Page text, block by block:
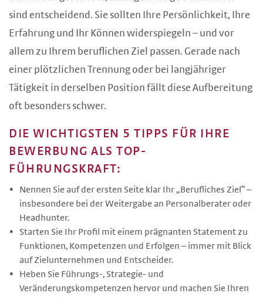
sind entscheidend. Sie sollten Ihre Persönlichkeit, Ihre
Erfahrung und Ihr Können widerspiegeln – und vor
allem zu Ihrem beruflichen Ziel passen. Gerade nach
einer plötzlichen Trennung oder bei langjähriger
Tätigkeit in derselben Position fällt diese Aufbereitung
oft besonders schwer.
DIE WICHTIGSTEN 5 TIPPS FÜR IHRE
BEWERBUNG ALS TOP-
FÜHRUNGSKRAFT:
Nennen Sie auf der ersten Seite klar Ihr „Berufliches Ziel“ –
insbesondere bei der Weitergabe an Personalberater oder
Headhunter.
Starten Sie Ihr Profil mit einem prägnanten Statement zu
Funktionen, Kompetenzen und Erfolgen – immer mit Blick
auf Zielunternehmen und Entscheider.
Heben Sie Führungs-, Strategie- und
Veränderungskompetenzen hervor und machen Sie Ihren